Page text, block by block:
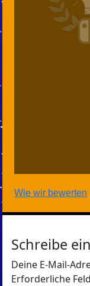
Wie wir bewerten
Schreibe
Deine E-Mail-
Erforderliche